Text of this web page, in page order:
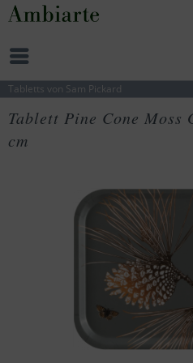
Tabletts von Sam Pickard
Tablett Pine Cone Moss
cm